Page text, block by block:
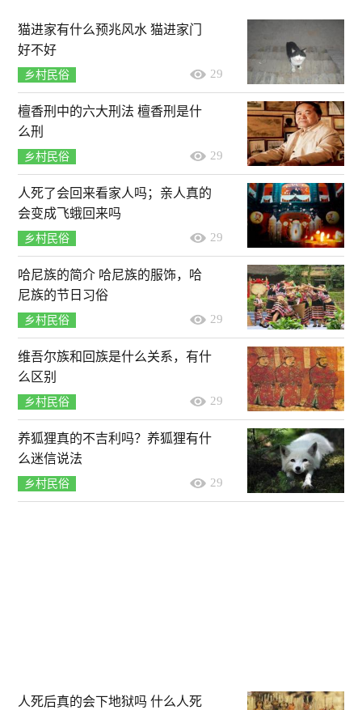
猫进家有什么预兆风水 猫进家门
好不好
乡村民俗 29
檀香刑中的六大刑法 檀香刑是什
么刑
乡村民俗 29
人死了会回来看家人吗；亲人真的
会变成飞蛾回来吗
乡村民俗 29
哈尼族的简介 哈尼族的服饰，哈
尼族的节日习俗
乡村民俗 29
维吾尔族和回族是什么关系，有什
么区别
乡村民俗 29
养狐狸真的不吉利吗？养狐狸有什
么迷信说法
乡村民俗 29
人死后真的会下地狱吗 什么人死